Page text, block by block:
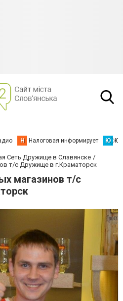
Н Налоговая информирует Ю
Сеть Дружище в Славянске
т/с Дружище в г.Краматорск
магазинов т/с